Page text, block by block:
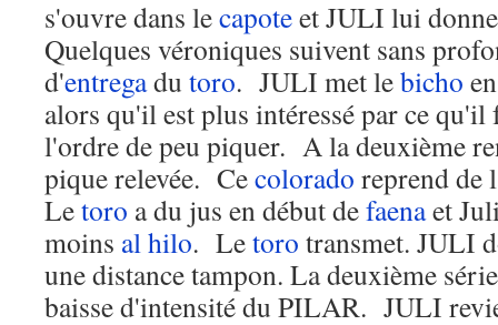
s'ouvre dans lecapoteet JULI lui
Quelques véroniques suivent sans
d'entregadu toro. JULI met lebicho
alors qu'il est plus intéressé par ce
l'ordre de peu piquer. A la deuxième
pique relevée. Cecolorado reprend de
Letoro a du jus en début defaenaet
moins al hilo. Letoro transmet. JULI
une distance tampon. La deuxième
baisse d'intensité du PILAR. JULI